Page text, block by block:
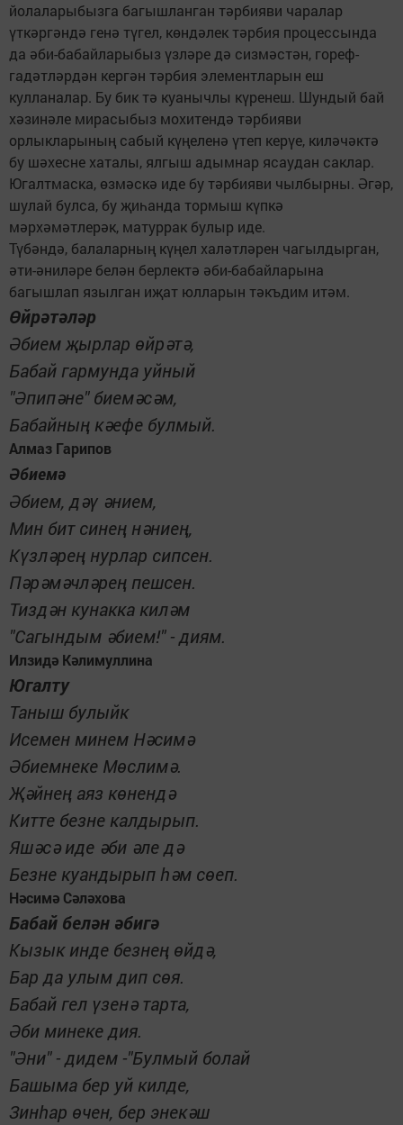
йолаларыбызга багышланган тәрбияви чаралар
үткәргәндә генә түгел, көндәлек тәрбия процессында
да әби-бабайларыбыз үзләре дә сизмәстән, гореф-
гадәтләрдән кергән тәрбия элементларын еш
кулланалар. Бу бик тә куанычлы күренеш. Шундый бай
хәзинәле мирасыбыз мохитендә тәрбияви
орлыкларының сабый күңеленә үтеп керүе, киләчәктә
бу шәхесне хаталы, ялгыш адымнар ясаудан саклар.
Югалтмаска, өзмәскә иде бу тәрбияви чылбырны. Әгәр,
шулай булса, бу җиһанда тормыш күпкә
мәрхәмәтлерәк, матуррак булыр иде.
Түбәндә, балаларның күңел халәтләрен чагылдырган,
әти-әниләре белән берлектә әби-бабайларына
багышлап язылган иҗат юлларын тәкъдим итәм.
Өйрәтәләр
Әбием җырлар өйрәтә,
Бабай гармунда уйный
"Әпипәне" биемәсәм,
Бабайның кәефе булмый.
Алмаз Гарипов
Әбиемә
Әбием, дәү әнием,
Мин бит синең нәниең,
Күзләрең нурлар сипсен.
Пәрәмәчләрең пешсен.
Тиздән кунакка киләм
"Сагындым әбием!" - диям.
Илзидә Кәлимуллина
Югалту
Таныш булыйк
Исемен минем Нәсимә
Әбиемнеке Мөслимә.
Җәйнең аяз көнендә
Китте безне калдырып.
Яшәсә иде әби әле дә
Безне куандырып һәм сөеп.
Нәсимә Сәләхова
Бабай белән әбигә
Кызык инде безнең өйдә,
Бар да улым дип сөя.
Бабай гел үзенә тарта,
Әби минеке дия.
"Әни" - дидем -"Булмый болай
Башыма бер уй килде,
Зинһар өчен, бер энекәш